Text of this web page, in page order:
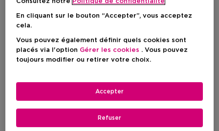
Choisissez votre format
50 ML
Prix du produit
24,90 €
Consultez notre Politique de confidentialite
En cliquant sur le bouton “Accepter”, vous acceptez
cela.
Vous pouvez également définir quels cookies sont
placés via l'option Gérer les cookies . Vous pouvez
toujours modifier ou retirer votre choix.
Refuser
Accepter